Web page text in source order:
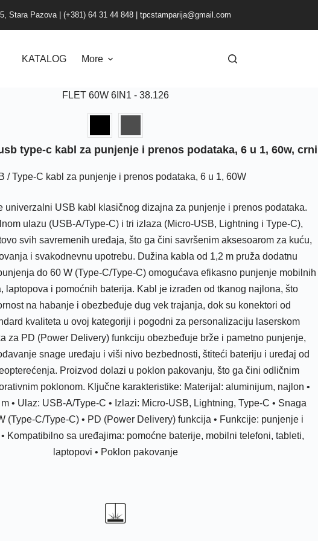
Stara Pazova| (+381) 64 31 44 848| tpcstamparija@gmail.com
KATALOG More
FLET 60W 6IN1 - 38.126
type-c kabl za punjenje i prenos podataka, 6 u 1, 60w, crni
/ Type-C kabl za punjenje i prenos podataka, 6 u 1, 60W
univerzalni USB kabl klasičnog dizajna za punjenje i prenos podataka.
ulazu (USB-A/Type-C) i tri izlaza (Micro-USB, Lightning i Type-C),
svih savremenih uređaja, što ga čini savršenim aksesoarom za kuću,
i svakodnevnu upotrebu. Dužina kabla od 1,2 m pruža dodatnu
do 60 W (Type-C/Type-C) omogućava efikasno punjenje mobilnih
laptopova i pomoćnih baterija. Kabl je izrađen od tkanog najlona, što
na habanje i obezbeđuje dug vek trajanja, dok su konektori od
kvaliteta u ovoj kategoriji i pogodni za personalizaciju laserskom
za PD (Power Delivery) funkciju obezbeđuje brže i pametno punjenje,
snage uređaju i viši nivo bezbednosti, štiteći bateriju i uređaj od
Proizvod dolazi u poklon pakovanju, što ga čini odličnim
poklonom. Ključne karakteristike: Materijal: aluminijum, najlon •
• Ulaz: USB-A/Type-C • Izlazi: Micro-USB, Lightning, Type-C • Snaga
(Type-C/Type-C) • PD (Power Delivery) funkcija • Funkcije: punjenje i
Kompatibilno sa uređajima: pomoćne baterije, mobilni telefoni, tableti,
laptopovi • Poklon pakovanje